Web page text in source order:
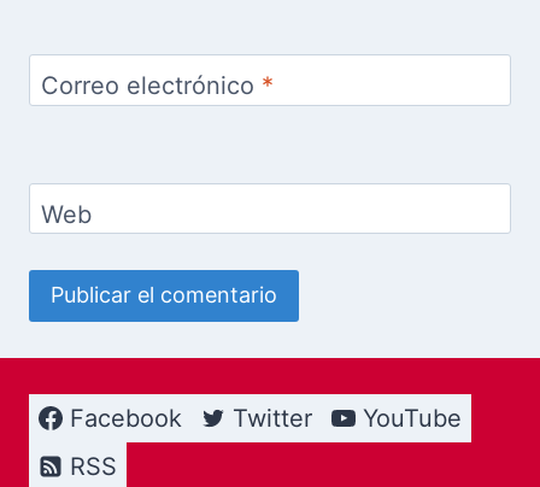
Correo electrónico *
Web
Facebook Twitter
YouTube
RSS